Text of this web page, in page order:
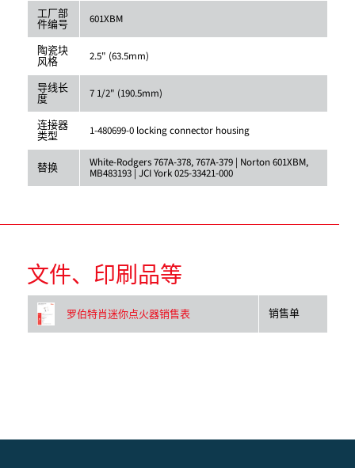
工厂部
件编号 601XBM
陶瓷块
风格 2.5" (63.5mm)
导线长
度 7 1/2" (190.5mm)
连接器
类型 1-480699-0 locking connector housing
替换 White-Rodgers 767A-378, 767A-379 | Norton 601XBM,
MB483193 | JCI York 025-33421-000
文件、印刷品等
罗伯特肖迷你点火器销售表 销售单